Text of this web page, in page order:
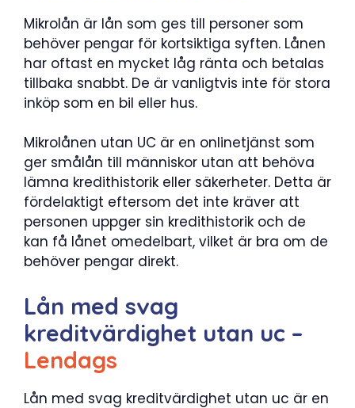
Mikrolån är lån som ges till personer som
behöver pengar för kortsiktiga syften. Lånen
har oftast en mycket låg ränta och betalas
tillbaka snabbt. De är vanligtvis inte för stora
inköp som en bil eller hus.
Mikrolånen utan UC är en onlinetjänst som
ger smålån till människor utan att behöva
lämna kredithistorik eller säkerheter. Detta är
fördelaktigt eftersom det inte kräver att
personen uppger sin kredithistorik och de
kan få lånet omedelbart, vilket är bra om de
behöver pengar direkt.
Lån med svag
kreditvärdighet utan uc –
Lendags
Lån med svag kreditvärdighet utan uc är en